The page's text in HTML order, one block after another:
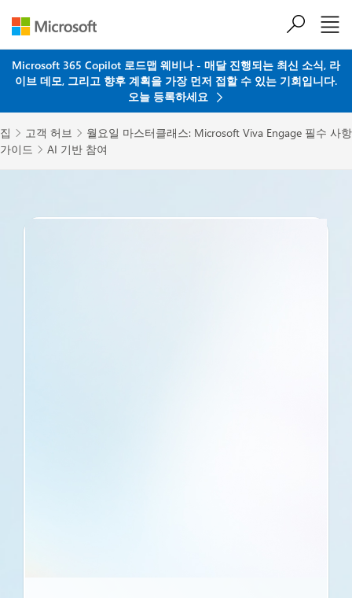
Microsoft 365 Copilot 로드맵 웨비나 - 매달 진행되는 최신 소식, 라
이브 데모, 그리고 향후 계획을 가장 먼저 접할 수 있는 기회입니다.
오늘 등록하세요
집  고객 허브 
월요일 마스터클래스: Microsoft Viva Engage 필수 사항
가이드
 AI 기반 참여